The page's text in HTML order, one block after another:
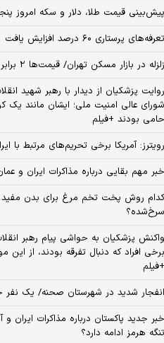
پیش‌بینی قیمت طلا، دلار و سکه امروز پنجشنبه ۱۵
تعرفه‌های پرستاری ۶۰ درصد افزایش یافت
زلزله در بازار مسکن تهران/ قیمت‌ها ۲ برابر شد، خریدار ناپدید شد
روایت پزشکیان از دیدار با رهبر شهید
شورای عالی امنیت ملی؛ ایشان مانند یک
حامی بودند +فیلم
رویترز: آمریکا برخی تحریم‌های مرتبط با
خبر مهم بقایی درباره مذاکرات ایران و
کدام روش پخت تخم مرغ برای بدن مفید
سرخ‌شده؟
واکنش پزشکیان به حواشی پیام رهبر
برخی افراد که دنبال تفرقه بودند، از
+فیلم
انفجار شدید در شهرستان صحنه/ یک
خبر جدید پاکستان درباره مذاکرات ایران و
تنگه هرمز ادامه دارد؟